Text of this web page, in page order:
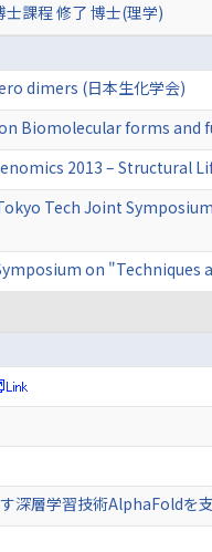
課程 修了 博士(理学)
dimers (日本生化学会)
Biomolecular forms and
2013 – Structural
Tech Joint
on
深層学習技術AlphaFoldを